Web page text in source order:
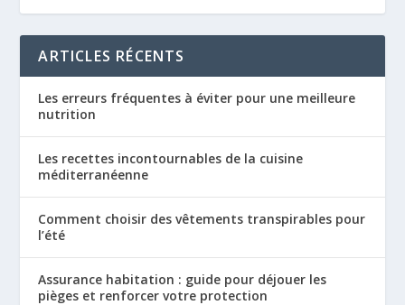
ARTICLES RÉCENTS
Les erreurs fréquentes à éviter pour une meilleure
nutrition
Les recettes incontournables de la cuisine
méditerranéenne
Comment choisir des vêtements transpirables pour
l’été
Assurance habitation : guide pour déjouer les
pièges et renforcer votre protection